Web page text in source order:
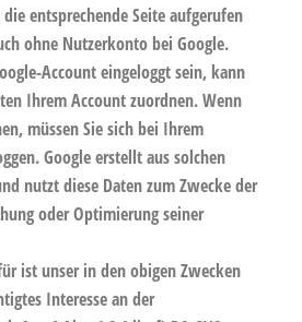
entsprechende Seite aufgerufen
ohne Nutzerkonto bei Google.
Account eingeloggt sein, kann
Ihrem Account zuordnen. Wenn
müssen Sie sich bei Ihrem
Google erstellt aus solchen
nutzt diese Daten zum Zwecke der
oder Optimierung seiner
ist unser in den obigen Zwecken
Interesse an der